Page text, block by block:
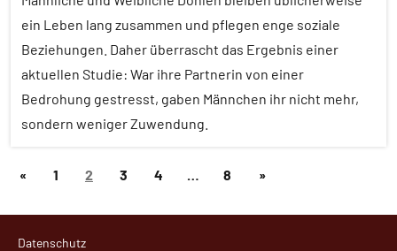
ein Leben lang zusammen und pflegen enge soziale
Beziehungen. Daher überrascht das Ergebnis einer
aktuellen Studie: War ihre Partnerin von einer
Bedrohung gestresst, gaben Männchen ihr nicht mehr,
sondern weniger Zuwendung.
Affiliation
Seitennummerierung
«Vorherige
1 2 3 4 … 8
Nächste
»
Datenschutz